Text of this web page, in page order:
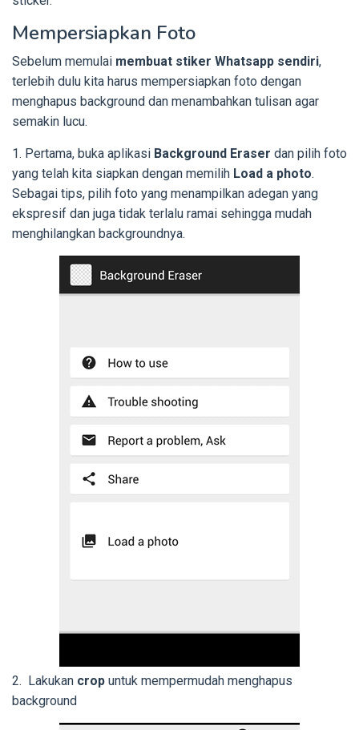
Mempersiapkan Foto
Sebelum memulai membuat stiker Whatsapp sendiri,
terlebih dulu kita harus mempersiapkan foto dengan
menghapus background dan menambahkan tulisan agar
semakin lucu.
1. Pertama, buka aplikasi Background Eraser dan pilih foto
yang telah kita siapkan dengan memilih Load a photo.
Sebagai tips, pilih foto yang menampilkan adegan yang
ekspresif dan juga tidak terlalu ramai sehingga mudah
menghilangkan backgroundnya.
2. Lakukan crop untuk mempermudah menghapus
background